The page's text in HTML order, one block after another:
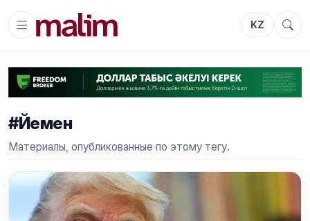
KZ
#Йемен
Материалы, опубликованные по этому тегу.